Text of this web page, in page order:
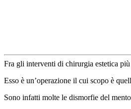
Fra gli interventi di chirurgia estetica
Esso è un’operazione il cui scopo è
Sono infatti molte le dismorfie del